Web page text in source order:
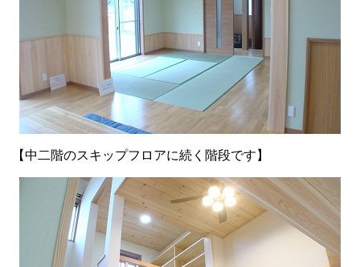
【中二階のスキップフロアに続く階段です】